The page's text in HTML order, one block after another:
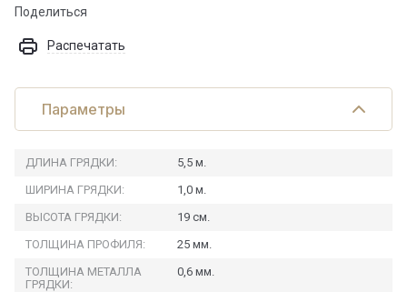
Поделиться
Распечатать
Параметры
ДЛИНА ГРЯДКИ:
5,5 м.
ШИРИНА ГРЯДКИ:
1,0 м.
ВЫСОТА ГРЯДКИ:
19 см.
ТОЛЩИНА ПРОФИЛЯ:
25 мм.
ТОЛЩИНА МЕТАЛЛА
ГРЯДКИ:
0,6 мм.